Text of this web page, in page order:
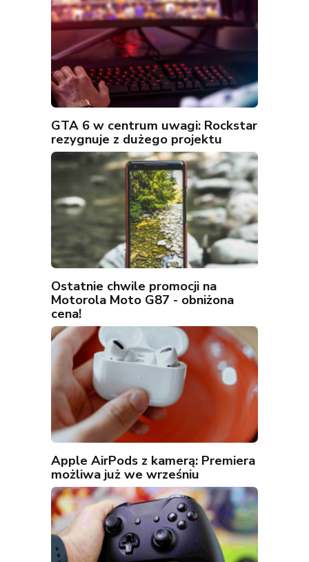
GTA 6 w centrum uwagi: Rockstar
rezygnuje z dużego projektu
Ostatnie chwile promocji na
Motorola Moto G87 - obniżona
cena!
Apple AirPods z kamerą: Premiera
możliwa już we wrześniu